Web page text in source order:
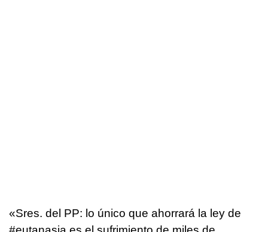
«Sres. del PP: lo único que ahorrará la ley de